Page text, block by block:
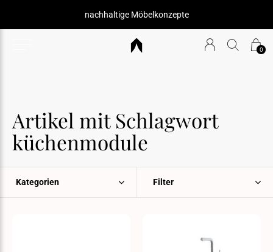
0
nachhaltige Möbelkonzepte
Artikel mit Schlagwort
küchenmodule
Kategorien Filter